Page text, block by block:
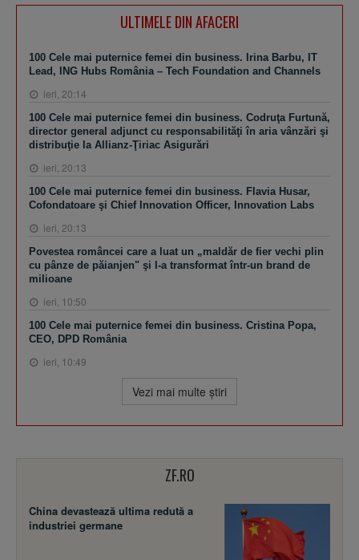
ULTIMELE DIN AFACERI
100 Cele mai puternice femei din business. Irina Barbu, IT
Lead, ING Hubs România – Tech Foundation and Channels
ieri, 20:14
100 Cele mai puternice femei din business. Codruţa Furtună,
director general adjunct cu responsabilităţi în aria vânzări şi
distribuţie la Allianz-Ţiriac Asigurări
ieri, 20:13
100 Cele mai puternice femei din business. Flavia Husar,
Cofondatoare şi Chief Innovation Officer, Innovation Labs
ieri, 20:13
Povestea româncei care a luat un „maldăr de fier vechi plin
cu pânze de păianjen" şi l-a transformat într-un brand de
milioane
ieri, 10:50
100 Cele mai puternice femei din business. Cristina Popa,
CEO, DPD România
ieri, 10:49
Vezi mai multe ştiri
ZF.RO
China devastează ultima redută a
industriei germane